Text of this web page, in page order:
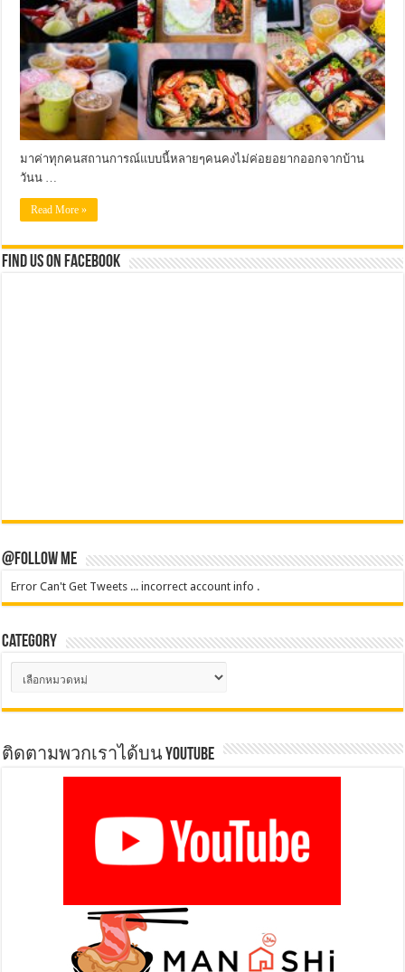
มาค่าทุกคนสถานการณ์แบบนี้หลายๆคนคงไม่ค่อยอยากออกจากบ้าน
วันน …
Read More »
Find us on Facebook
@Follow Me
Error Can't Get Tweets ... incorrect account info .
Category
Category
ติดตามพวกเราได้บน YOUTUBE